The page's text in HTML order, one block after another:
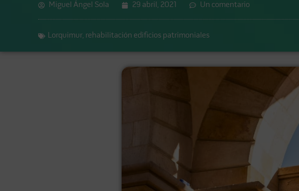
Miguel Ángel Sola 29 abril, 2021 Un comentario
Lorquimur, rehabilitación edificios patrimoniales